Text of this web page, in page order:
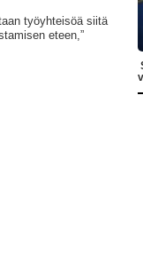
työyhteisöä siitä
eteen,”